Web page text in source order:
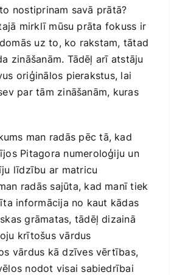
nostiprinam savā prātā?
mirklī mūsu prāta fokuss ir
uz to, ko rakstam, tātad
zināšanām. Tādēļ arī atstāju
oriģinālos pierakstus, lai
par tām zināšanām, kuras
man radās pēc tā, kad
Pitagora numeroloģiju un
līdzību ar matricu
radās sajūta, kad manī tiek
informācija no kaut kādas
grāmatas, tādēļ dizainā
krītošus vārdus
vārdus kā dzīves vērtības,
nodot visai sabiedrībai